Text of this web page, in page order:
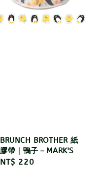
BRUNCH BROTHER 紙
膠帶｜鴨子－MARK'S
Regular
NT$ 220